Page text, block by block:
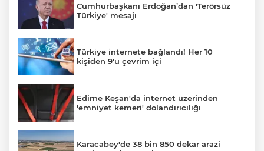
Cumhurbaşkanı Erdoğan’dan 'Terörsüz
Türkiye' mesajı
Türkiye internete bağlandı! Her 10
kişiden 9'u çevrim içi
Edirne Keşan'da internet üzerinden
'emniyet kemeri' dolandırıcılığı
Karacabey'de 38 bin 850 dekar arazi